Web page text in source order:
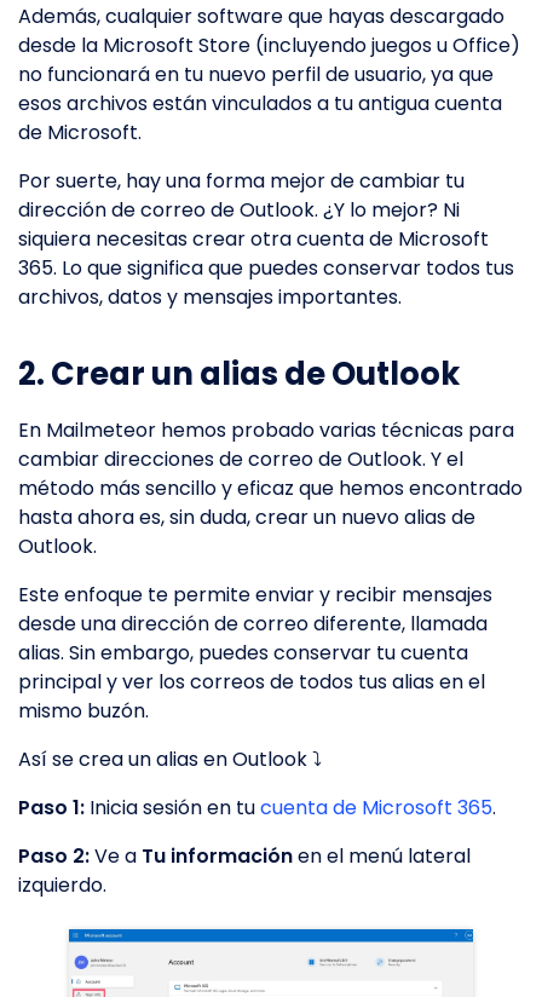
Además, cualquier software que hayas descargado
desde la Microsoft Store (incluyendo juegos u Office)
no funcionará en tu nuevo perfil de usuario, ya que
esos archivos están vinculados a tu antigua cuenta
de Microsoft.
Por suerte, hay una forma mejor de cambiar tu
dirección de correo de Outlook. ¿Y lo mejor? Ni
siquiera necesitas crear otra cuenta de Microsoft
365. Lo que significa que puedes conservar todos tus
archivos, datos y mensajes importantes.
2. Crear un alias de Outlook
En Mailmeteor hemos probado varias técnicas para
cambiar direcciones de correo de Outlook. Y el
método más sencillo y eficaz que hemos encontrado
hasta ahora es, sin duda, crear un nuevo alias de
Outlook.
Este enfoque te permite enviar y recibir mensajes
desde una dirección de correo diferente, llamada
alias. Sin embargo, puedes conservar tu cuenta
principal y ver los correos de todos tus alias en el
mismo buzón.
Así se crea un alias en Outlook ⤵️
Paso 1: Inicia sesión en tucuenta de Microsoft 365.
Paso 2:Ve a Tu informaciónen el menú lateral
izquierdo.